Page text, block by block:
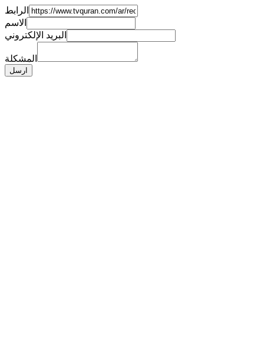
الرابط
الاسم
البريد الإلكتروني
المشكلة
ارسل